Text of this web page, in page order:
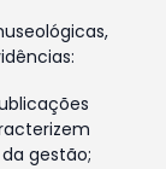
gestão;